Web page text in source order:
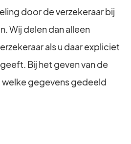
door de verzekeraar bij
Wij delen dan alleen
als u daar expliciet
Bij het geven van de
gegevens gedeeld